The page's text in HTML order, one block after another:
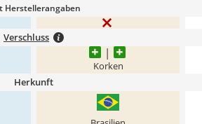
Herstellerangaben
Verschluss
Korken
Herkunft